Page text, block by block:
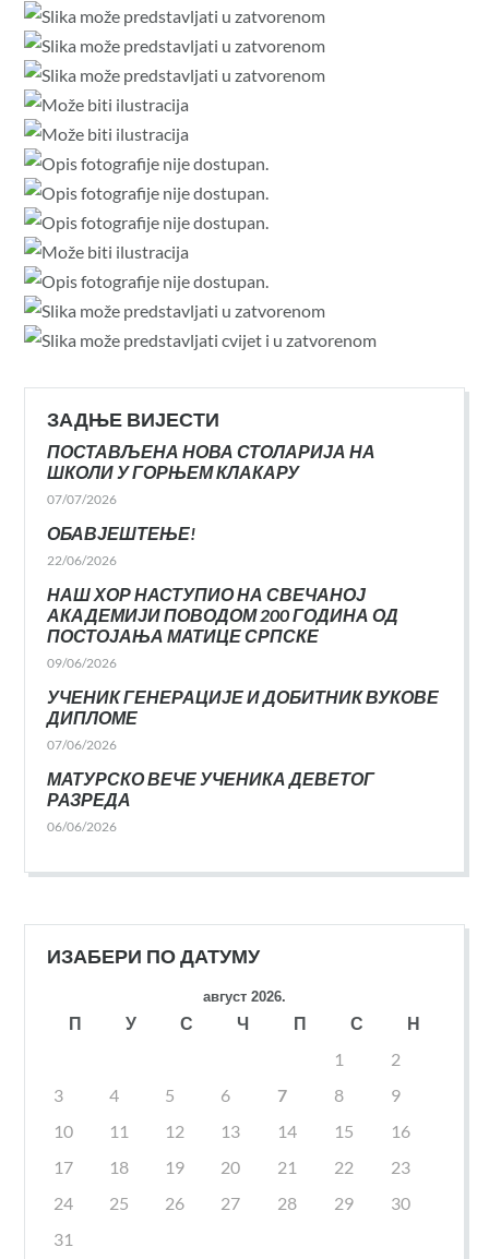
ЗАДЊЕ ВИЈЕСТИ
ПОСТАВЉЕНА НОВА СТОЛАРИЈА НА
ШКОЛИ У ГОРЊЕМ КЛАКАРУ
07/07/2026
ОБАВЈЕШТЕЊЕ!
22/06/2026
НАШ ХОР НАСТУПИО НА СВЕЧАНОЈ
АКАДЕМИЈИ ПОВОДОМ 200 ГОДИНА ОД
ПОСТОЈАЊА МАТИЦЕ СРПСКЕ
09/06/2026
УЧЕНИК ГЕНЕРАЦИЈЕ И ДОБИТНИК ВУКОВЕ
ДИПЛОМЕ
07/06/2026
МАТУРСКО ВЕЧЕ УЧЕНИКА ДЕВЕТОГ
РАЗРЕДА
06/06/2026
ИЗАБЕРИ ПО ДАТУМУ
август 2026.
П У С Ч П С
Н
1
2
3
4 5 6 7 8
9
10
11 12 13 14 15
16
17
18 19 20 21 22
23
24
25 26 27 28 29
30
31